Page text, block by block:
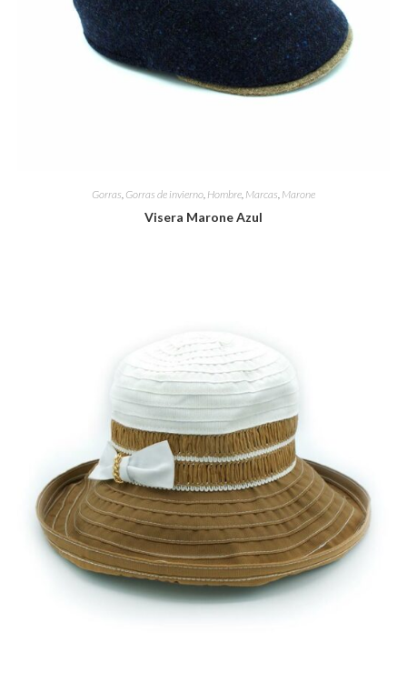
Gorras, Gorras de invierno, Hombre, Marcas, Marone
Visera Marone Azul